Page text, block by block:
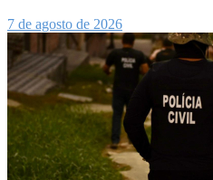
7 de agosto de 2026